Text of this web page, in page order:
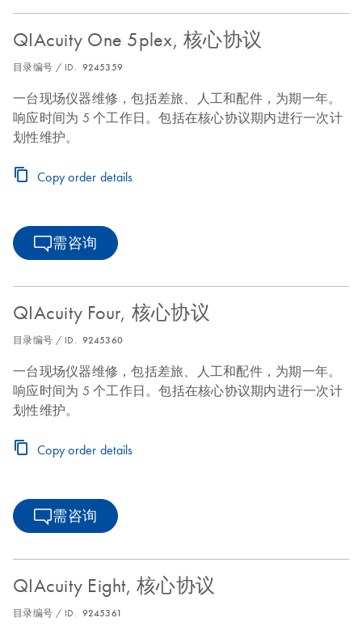
QIAcuity One 5plex, 核心协议
目录编号 / ID. 9245359
一台现场仪器维修，包括差旅、人工和配件，为期一年。
响应时间为 5 个工作日。包括在核心协议期内进行一次计
划性维护。
Copy order details
需咨询
QIAcuity Four, 核心协议
目录编号 / ID. 9245360
一台现场仪器维修，包括差旅、人工和配件，为期一年。
响应时间为 5 个工作日。包括在核心协议期内进行一次计
划性维护。
Copy order details
需咨询
QIAcuity Eight, 核心协议
目录编号 / ID. 9245361